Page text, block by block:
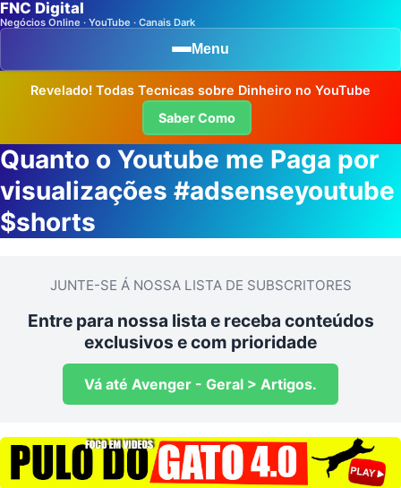
FNC Digital
Negócios Online · YouTube · Canais Dark
Menu
Revelado! Todas Tecnicas sobre Dinheiro no YouTube
Saber Como
Quanto o Youtube me Paga por
visualizações #adsenseyoutube
$shorts
JUNTE-SE Á NOSSA LISTA DE SUBSCRITORES
Entre para nossa lista e receba conteúdos
exclusivos e com prioridade
Vá até Avenger - Geral > Artigos.